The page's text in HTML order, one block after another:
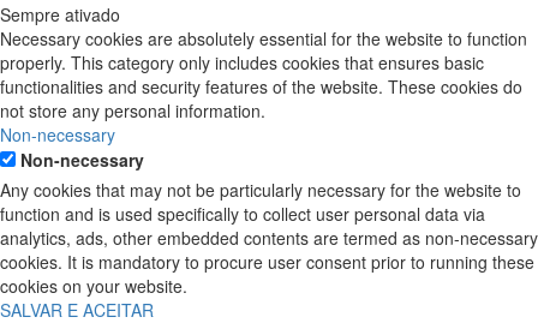
Sempre ativado
Necessary cookies are absolutely essential for the website to function
properly. This category only includes cookies that ensures basic
functionalities and security features of the website. These cookies do
not store any personal information.
Non-necessary
Non-necessary
Any cookies that may not be particularly necessary for the website to
function and is used specifically to collect user personal data via
analytics, ads, other embedded contents are termed as non-necessary
cookies. It is mandatory to procure user consent prior to running these
cookies on your website.
SALVAR E ACEITAR